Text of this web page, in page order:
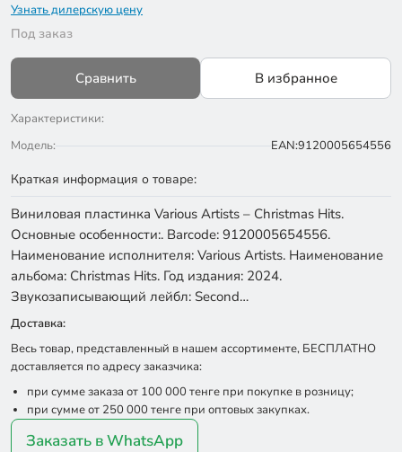
Узнать дилерскую цену
Под заказ
Сравнить В избранное
Характеристики:
Модель:
EAN:9120005654556
Краткая информация о товаре:
Виниловая пластинка Various Artists – Christmas Hits.
Основные особенности:. Barcode: 9120005654556.
Наименование исполнителя: Various Artists. Наименование
альбома: Christmas Hits. Год издания: 2024.
Звукозаписывающий лейбл: Second…
Доставка:
Весь товар, представленный в нашем ассортименте, БЕСПЛАТНО
доставляется по адресу заказчика:
при сумме заказа от 100 000 тенге при покупке в розницу;
при сумме от 250 000 тенге при оптовых закупках.
Заказать в WhatsApp